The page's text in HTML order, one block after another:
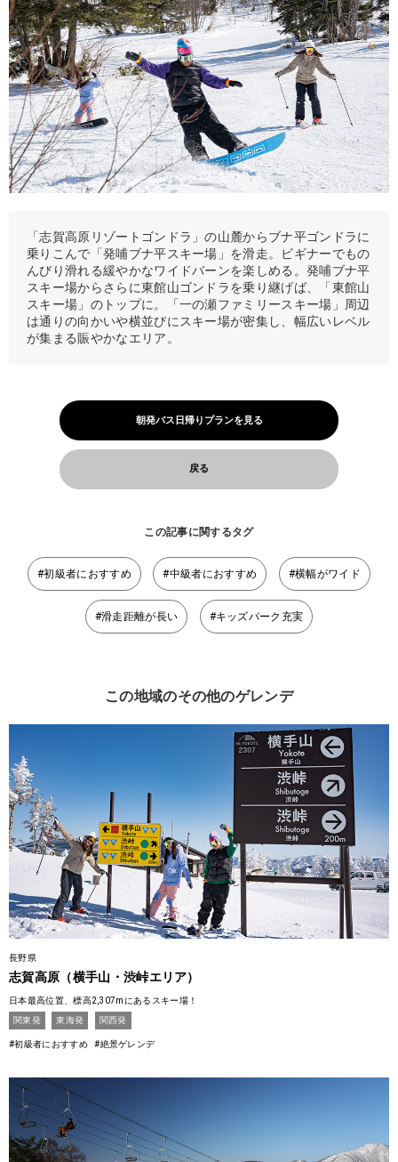
「志賀高原リゾートゴンドラ」の山麓からブナ平ゴンドラに
乗りこんで「発哺ブナ平スキー場」を滑走。ビギナーでもの
んびり滑れる緩やかなワイドバーンを楽しめる。発哺ブナ平
スキー場からさらに東館山ゴンドラを乗り継げば、「東館山
スキー場」のトップに。「一の瀬ファミリースキー場」周辺
は通りの向かいや横並びにスキー場が密集し、幅広いレベル
が集まる賑やかなエリア。
朝発バス日帰りプランを見る
戻る
この記事に関するタグ
#初級者におすすめ #中級者におすすめ #横幅がワイド
#滑走距離が長い #キッズパーク充実
この地域のその他のゲレンデ
長野県
志賀高原（横手山・渋峠エリア）
日本最高位置、標高2,307mにあるスキー場！
関東発
東海発 関西発
#初級者におすすめ #絶景ゲレンデ